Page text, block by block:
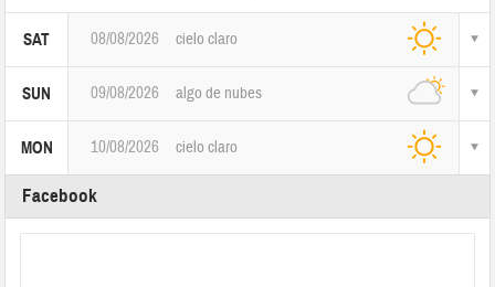
SAT 08/08/2026 cielo claro
SUN 09/08/2026 algo de nubes
MON 10/08/2026 cielo claro
Facebook